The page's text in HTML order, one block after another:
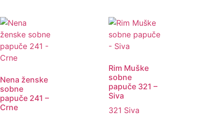
Nena ženske
sobne
papuče 241 –
Crne
Rim Muške
sobne
papuče 321 –
Siva
321 Siva